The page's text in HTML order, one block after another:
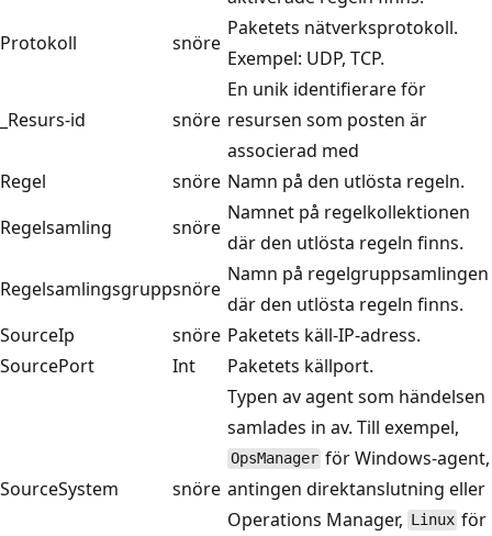
Protokoll
snöre
Paketets nätverksprotokoll.
Exempel: UDP, TCP.
_Resurs-id snöre
En unik identifierare för
resursen som posten är
associerad med
Regel
snöre Namn på den utlösta regeln.
Regelsamling
snöre
Namnet på regelkollektionen
där den utlösta regeln finns.
Regelsamlingsgruppsnöre
Namn på regelgruppsamlingen
där den utlösta regeln finns.
SourceIp
snöre Paketets käll-IP-adress.
SourcePort
Int Paketets källport.
SourceSystem snöre
Typen av agent som händelsen
samlades in av. Till exempel,
OpsManager för Windows-agent,
antingen direktanslutning eller
Operations Manager, Linux för